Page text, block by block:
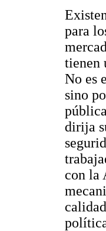
para
tienen
No es
sino
dirija
con la